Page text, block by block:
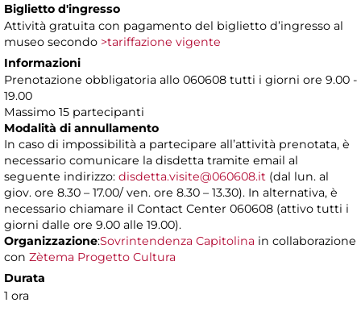
Biglietto d'ingresso
Attività gratuita con pagamento del biglietto d’ingresso al
museo secondo >tariffazione vigente
Informazioni
Prenotazione obbligatoria allo 060608 tutti i giorni ore 9.00 -
19.00
Massimo 15 partecipanti
Modalità di annullamento
In caso di impossibilità a partecipare all’attività prenotata, è
necessario comunicare la disdetta tramite email al
seguente indirizzo: disdetta.visite@060608.it (dal lun. al
giov. ore 8.30 – 17.00/ ven. ore 8.30 – 13.30). In alternativa, è
necessario chiamare il Contact Center 060608 (attivo tutti i
giorni dalle ore 9.00 alle 19.00).
Organizzazione:Sovrintendenza Capitolina in collaborazione
con Zètema Progetto Cultura
Durata
1 ora